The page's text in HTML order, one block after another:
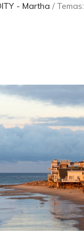
- Martha / Temas: